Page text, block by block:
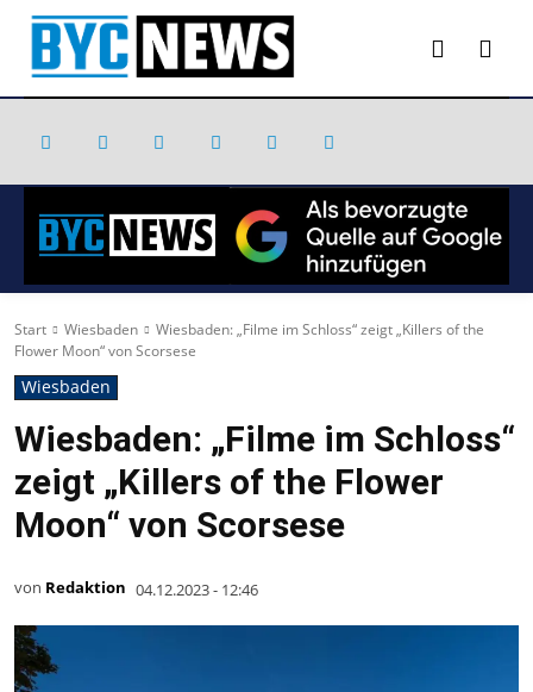
Start Wiesbaden
Wiesbaden: „Filme im Schloss“ zeigt „Killers of the
Flower Moon“ von Scorsese
Wiesbaden
Wiesbaden: „Filme im Schloss“
zeigt „Killers of the Flower
Moon“ von Scorsese
von Redaktion 04.12.2023 - 12:46